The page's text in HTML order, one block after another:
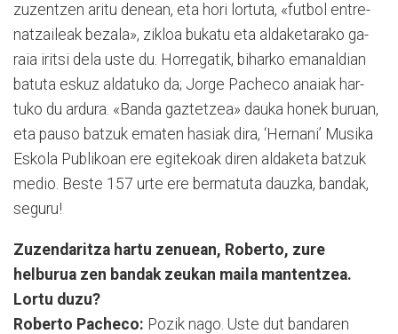
zuzentzen ari­tu denean, eta hori lortuta, «futbol en­tre­
na­tzaileak be­zala», zikloa bukatu eta al­da­ketarako ga­
raia iritsi dela uste du. Ho­rre­gatik, bi­har­ko emanaldian
batuta es­kuz aldatuko da; Jorge Pacheco anaiak har­
tuko du ardura. «Banda gaztetzea» dau­ka honek buruan,
eta pauso batzuk ema­ten hasiak dira, ‘Hernani’ Mu­sika
Es­ko­la Publikoan ere egitekoak diren alda­ke­­ta batzuk
medio. Beste 157 urte ere ber­­ma­tuta dauzka, bandak,
seguru!
Zuzendaritza hartu zenuean, Roberto, zure
helburua zen bandak zeukan maila mantentzea.
Lortu duzu?
Roberto Pacheco: Pozik nago. Uste dut ban­daren